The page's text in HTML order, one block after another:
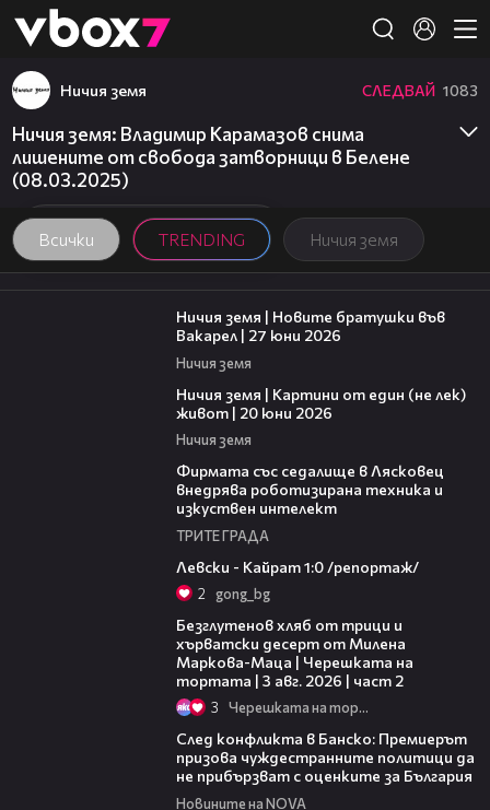
👾
Всички TRENDING Ничия земя
Ничия земя СЛЕДВАЙ 1083
Ничия земя: Владимир Карамазов снима
лишените от свобода затворници в Белене
(08.03.2025)
47:07
Ничия земя | Новите братушки във
Вакарел | 27 юни 2026
Ничия земя
Ничия земя | Картини от един (не лек)
живот | 20 юни 2026
Ничия земя
Фирмата със седалище в Лясковец
внедрява роботизирана техника и
изкуствен интелект
ТРИТЕ ГРАДА
Левски - Кайрат 1:0 /репортаж/
2 gong_bg
Безглутенов хляб от трици и
хърватски десерт от Милена
Маркова-Маца | Черешката на
тортата | 3 авг. 2026 | част 2
3 Черешката на тортата
След конфликта в Банско: Премиерът
призова чуждестранните политици да
не прибързват с оценките за България
Новините на NOVA